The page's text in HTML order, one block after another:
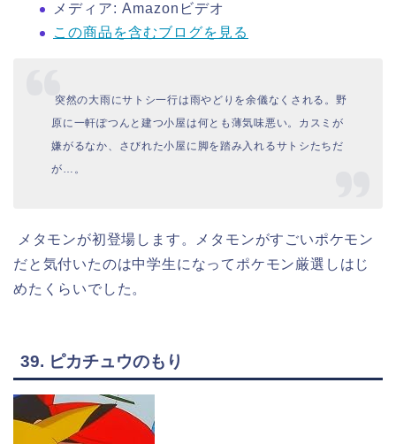
メディア: Amazonビデオ
この商品を含むブログを見る
突然の大雨にサトシ一行は雨やどりを余儀なくされる。野
原に一軒ぽつんと建つ小屋は何とも薄気味悪い。カスミが
嫌がるなか、さびれた小屋に脚を踏み入れるサトシたちだ
が…。
メタモンが初登場します。メタモンがすごいポケモン
だと気付いたのは中学生になってポケモン厳選しはじ
めたくらいでした。
39. ピカチュウのもり